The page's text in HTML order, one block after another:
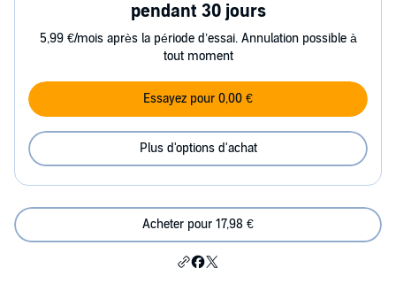
pendant 30 jours
5,99 €/mois après la période d’essai. Annulation possible à
tout moment
Essayez pour 0,00 €
Plus d'options d'achat
Acheter pour 17,98 €